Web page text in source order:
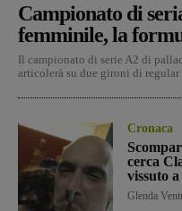
Campionato di
femminile, la
Il campionato di serie A2 di
articolerà su due gironi di regular
Cronaca
cerca
vissuto
Glenda